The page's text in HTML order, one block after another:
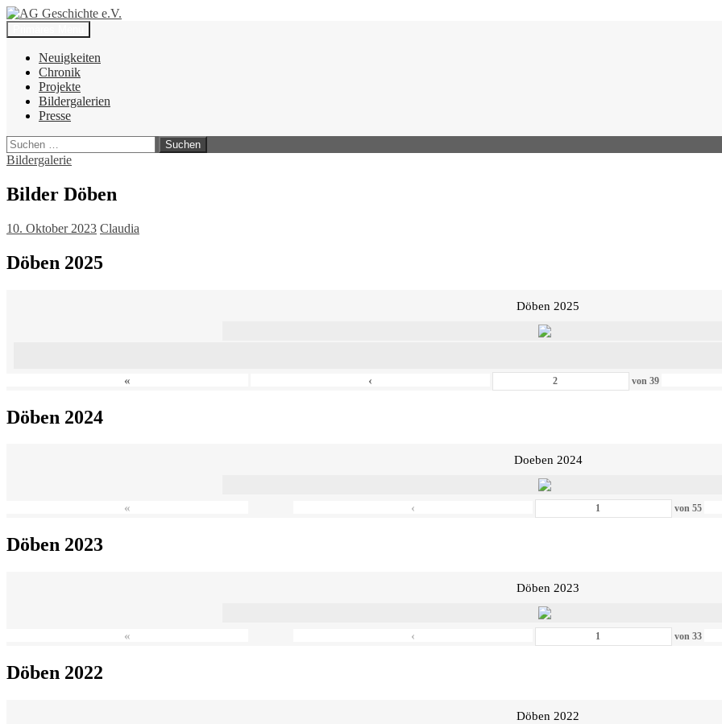
Zum
Inhalt
springen
AG Geschichte e.V.
Suchen
Neuigkeiten
Chronik
Projekte
Bildergalerien
Presse
Suchen
nach:
Bildergalerie
Bilder Döben
10. Oktober 2023 Claudia
Döben 2025
Döben 2025
« ‹ von39
Döben 2024
Doeben 2024
« ‹ von55
Döben 2023
Döben 2023
« ‹ von33
Döben 2022
Döben 2022